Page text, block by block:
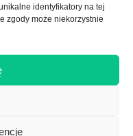
identyfikatory na tej
zgody może niekorzystnie
prywatności